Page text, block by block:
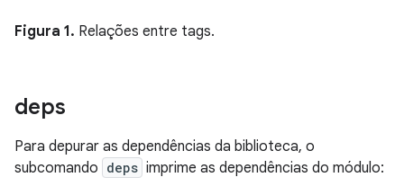
Figura 1. Relações entre tags.
deps
Para depurar as dependências da biblioteca, o
subcomando deps imprime as dependências do módulo: